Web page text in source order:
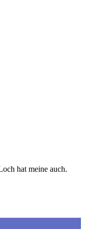
hat meine auch.